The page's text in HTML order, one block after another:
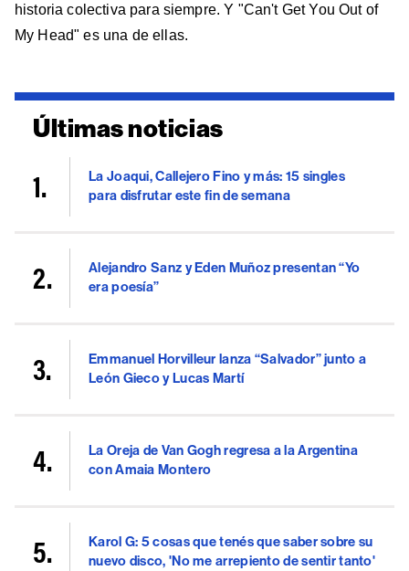
historia colectiva para siempre. Y "Can't Get You Out of
My Head" es una de ellas.
Últimas noticias
La Joaqui, Callejero Fino y más: 15 singles
para disfrutar este fin de semana
Alejandro Sanz y Eden Muñoz presentan “Yo
era poesía”
Emmanuel Horvilleur lanza “Salvador” junto a
León Gieco y Lucas Martí
La Oreja de Van Gogh regresa a la Argentina
con Amaia Montero
Karol G: 5 cosas que tenés que saber sobre su
nuevo disco, 'No me arrepiento de sentir tanto'